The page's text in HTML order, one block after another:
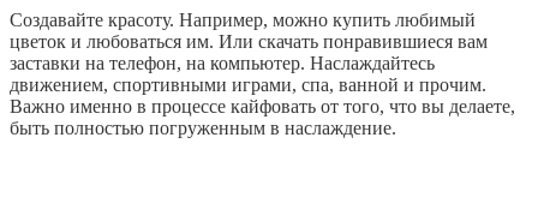
Создавайте красоту. Например, можно купить любимый
цветок и любоваться им. Или скачать понравившиеся вам
заставки на телефон, на компьютер. Наслаждайтесь
движением, спортивными играми, спа, ванной и прочим.
Важно именно в процессе кайфовать от того, что вы делаете,
быть полностью погруженным в наслаждение.